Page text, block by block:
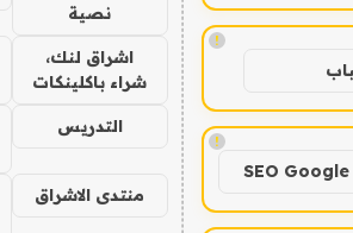
!
!
SEO Google
نصية
اشراق لنك،
شراء باكلينكات
التدريس
منتدى الاشراق